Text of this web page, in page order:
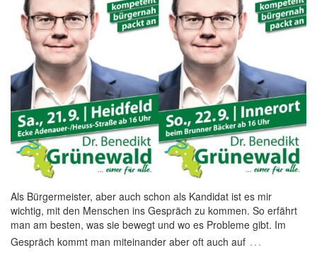
Als Bürgermeister, aber auch schon als Kandidat ist es mir
wichtig, mit den Menschen ins Gespräch zu kommen. So erfährt
man am besten, was sie bewegt und wo es Probleme gibt. Im
Gespräch kommt man miteinander aber oft auch auf …